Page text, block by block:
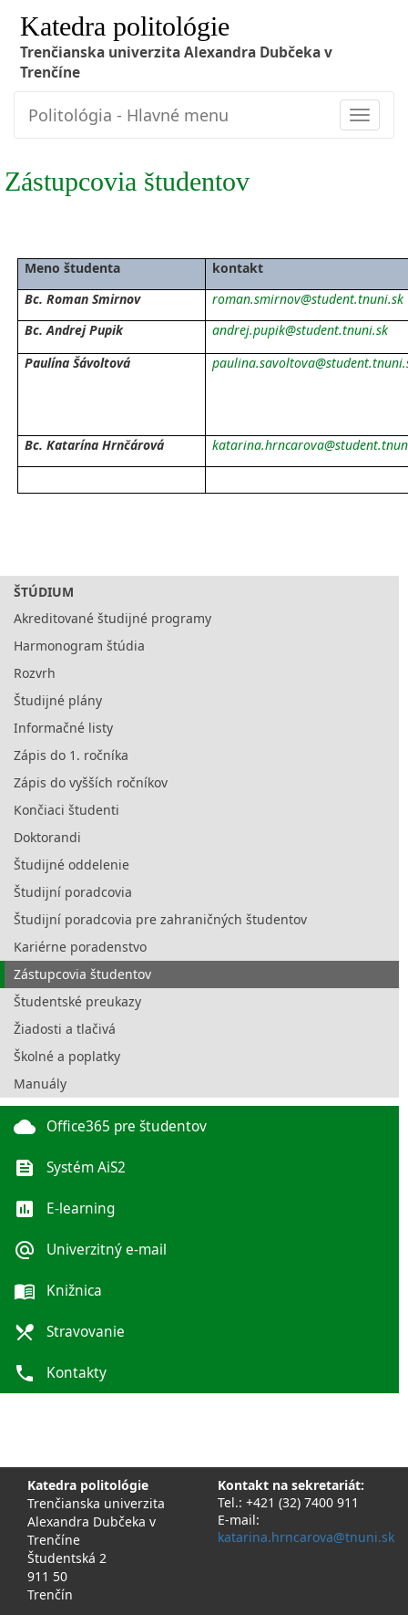
Katedra politológie
Trenčianska univerzita Alexandra Dubčeka v
Trenčíne
Toggle
Politológia - Hlavné menu
Zástupcovia študentov
Meno študenta
kontakt
Bc. Roman Smirnov
roman.smirnov@student.tnuni.sk
Bc. Andrej Pupik
andrej.pupik@student.tnuni.sk
Paulína Šávoltová
Bc. Katarína Hrnčárová
ŠTÚDIUM
Akreditované študijné programy
Harmonogram štúdia
Rozvrh
Študijné plány
Informačné listy
Zápis do 1. ročníka
Zápis do vyšších ročníkov
Končiaci študenti
Doktorandi
Študijné oddelenie
Študijní poradcovia
Študijní poradcovia pre zahraničných študentov
Kariérne poradenstvo
Zástupcovia študentov
Študentské preukazy
Žiadosti a tlačivá
Školné a poplatky
Manuály
cloud Office365 pre študentov
feed Systém AiS2
poll E-learning
alternate_email Univerzitný e-mail
menu_book Knižnica
local_dining Stravovanie
phone Kontakty
Katedra politológie
Trenčianska univerzita
Alexandra Dubčeka v
Trenčíne
Študentská 2
911 50
Trenčín
Kontakt na sekretariát:
Tel.: +421 (32) 7400 911
E-mail:
katarina.hrncarova@tnuni.sk